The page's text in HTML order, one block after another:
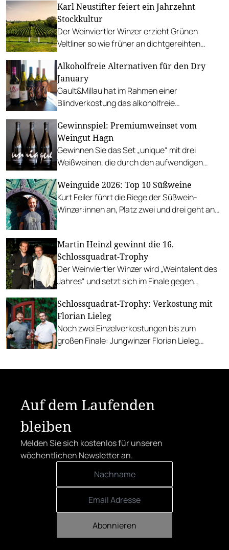
Karl Neustifter feiert ein Jahrzehnt
Stockkultur
Der Weinviertler Winzer erzieht Grünen
Veltliner so wie früher an dichtgereihten
Alkoholfreie Alternativen für den Dry
January
Gault&Millau hat im Rahmen einer
Blindverkostung das alkoholfreie
unter die Lupe genommen.
Gewinnspiel: Premiumweinset vom
Weingut Hagn
Gewinnen Sie das Set „unique“ mit drei
Weißweinen, die durch den aufwendigen
unverwechselbaren Geschmack garantieren.
Weinguide 2026: Top 10 Süßweine
Kurt Feiler führt die Riege der Süßwein-
Winzer:innen an, Platz zwei und drei geht an
Martin Heinzl gewinnt die 16.
Schlossquadrat-Trophy
Der Weinviertler Winzer wird „Weintalent des
Jahres“ und setzt sich im Finale gegen
Weinregionen durch.
Schlossquadrat-Trophy: Verkostung mit
Florian Lieleg
Noch zwei Einzelverkostungen bis zum
großen Finale: Jungwinzer Florian Lieleg
Auf dem Laufenden
bleiben
Melden Sie sich kostenlos für unseren
wöchentlichen Newsletter an.
Abonnieren